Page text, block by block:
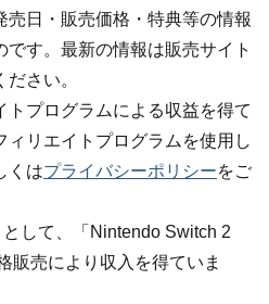
日・販売価格・特典等の情報
す。最新の情報は販売サイト
さい。
プログラムによる収益を得て
ィリエイトプログラムを使用し
くはプライバシーポリシーをご
して、「Nintendo Switch 2
販売により収入を得ていま